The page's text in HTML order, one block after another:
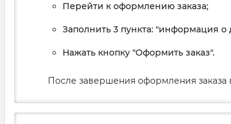
Перейти к оформлению заказа;
Заполнить 3 пункта: "информация о
Нажать кнопку "Оформить заказ".
После завершения оформления заказа